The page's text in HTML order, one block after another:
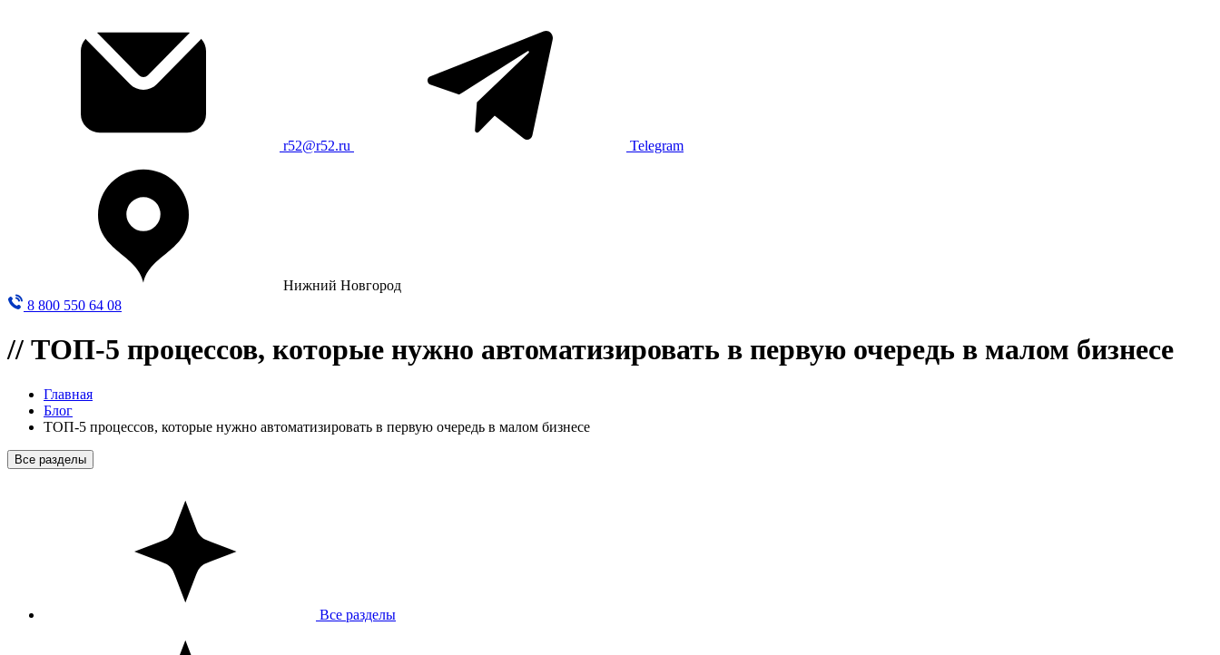
r52@r52.ru Telegram
Нижний Новгород
8 800 550 64 08
// ТОП-5 процессов, которые нужно автоматизировать в первую очередь в малом бизнесе
Главная
Блог
ТОП-5 процессов, которые нужно автоматизировать в первую очередь в малом бизнесе
Все разделы
Все разделы